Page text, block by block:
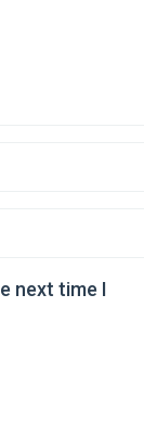
next time I